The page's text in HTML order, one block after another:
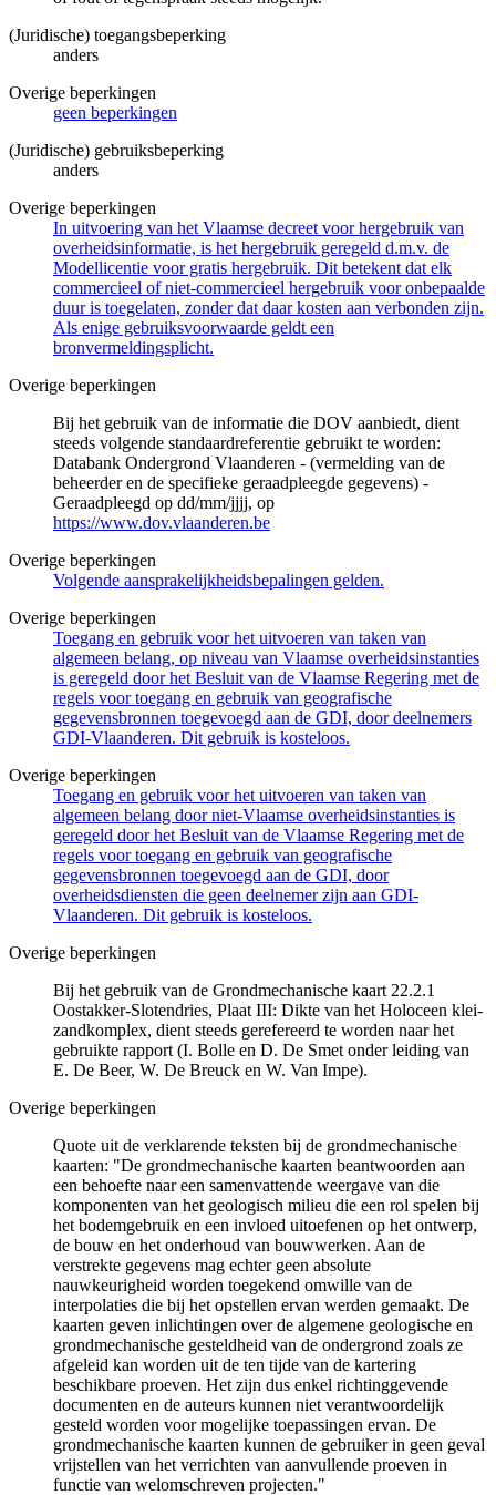
(Juridische) toegangsbeperking
anders
Overige beperkingen
geen beperkingen
(Juridische) gebruiksbeperking
anders
Overige beperkingen
In uitvoering van het Vlaamse decreet voor hergebruik van
overheidsinformatie, is het hergebruik geregeld d.m.v. de
Modellicentie voor gratis hergebruik. Dit betekent dat elk
commercieel of niet-commercieel hergebruik voor onbepaalde
duur is toegelaten, zonder dat daar kosten aan verbonden zijn.
Als enige gebruiksvoorwaarde geldt een
bronvermeldingsplicht.
Overige beperkingen
Bij het gebruik van de informatie die DOV aanbiedt, dient
steeds volgende standaardreferentie gebruikt te worden:
Databank Ondergrond Vlaanderen - (vermelding van de
beheerder en de specifieke geraadpleegde gegevens) -
Geraadpleegd op dd/mm/jjjj, op
https://www.dov.vlaanderen.be
Overige beperkingen
Volgende aansprakelijkheidsbepalingen gelden.
Overige beperkingen
Toegang en gebruik voor het uitvoeren van taken van
algemeen belang, op niveau van Vlaamse overheidsinstanties
is geregeld door het Besluit van de Vlaamse Regering met de
regels voor toegang en gebruik van geografische
gegevensbronnen toegevoegd aan de GDI, door deelnemers
GDI-Vlaanderen. Dit gebruik is kosteloos.
Overige beperkingen
Toegang en gebruik voor het uitvoeren van taken van
algemeen belang door niet-Vlaamse overheidsinstanties is
geregeld door het Besluit van de Vlaamse Regering met de
regels voor toegang en gebruik van geografische
gegevensbronnen toegevoegd aan de GDI, door
overheidsdiensten die geen deelnemer zijn aan GDI-
Vlaanderen. Dit gebruik is kosteloos.
Overige beperkingen
Bij het gebruik van de Grondmechanische kaart 22.2.1
Oostakker-Slotendries, Plaat III: Dikte van het Holoceen klei-
zandkomplex, dient steeds gerefereerd te worden naar het
gebruikte rapport (I. Bolle en D. De Smet onder leiding van
E. De Beer, W. De Breuck en W. Van Impe).
Overige beperkingen
Quote uit de verklarende teksten bij de grondmechanische
kaarten: "De grondmechanische kaarten beantwoorden aan
een behoefte naar een samenvattende weergave van die
komponenten van het geologisch milieu die een rol spelen bij
het bodemgebruik en een invloed uitoefenen op het ontwerp,
de bouw en het onderhoud van bouwwerken. Aan de
verstrekte gegevens mag echter geen absolute
nauwkeurigheid worden toegekend omwille van de
interpolaties die bij het opstellen ervan werden gemaakt. De
kaarten geven inlichtingen over de algemene geologische en
grondmechanische gesteldheid van de ondergrond zoals ze
afgeleid kan worden uit de ten tijde van de kartering
beschikbare proeven. Het zijn dus enkel richtinggevende
documenten en de auteurs kunnen niet verantwoordelijk
gesteld worden voor mogelijke toepassingen ervan. De
grondmechanische kaarten kunnen de gebruiker in geen geval
vrijstellen van het verrichten van aanvullende proeven in
functie van welomschreven projecten."